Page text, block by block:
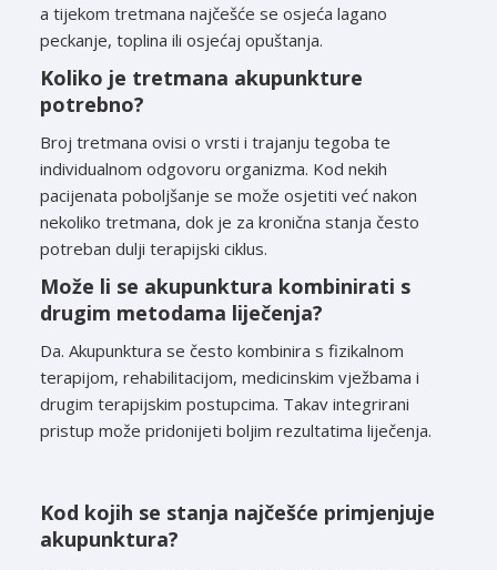
a tijekom tretmana najčešće se osjeća lagano
peckanje, toplina ili osjećaj opuštanja.
Koliko je tretmana akupunkture
potrebno?
Broj tretmana ovisi o vrsti i trajanju tegoba te
individualnom odgovoru organizma. Kod nekih
pacijenata poboljšanje se može osjetiti već nakon
nekoliko tretmana, dok je za kronična stanja često
potreban dulji terapijski ciklus.
Može li se akupunktura kombinirati s
drugim metodama liječenja?
Da. Akupunktura se često kombinira s fizikalnom
terapijom, rehabilitacijom, medicinskim vježbama i
drugim terapijskim postupcima. Takav integrirani
pristup može pridonijeti boljim rezultatima liječenja.
Kod kojih se stanja najčešće primjenjuje
akupunktura?